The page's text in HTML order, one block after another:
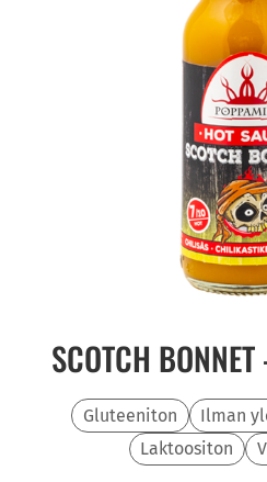
SCOTCH
Gluteeniton
Ilman
Laktoositon